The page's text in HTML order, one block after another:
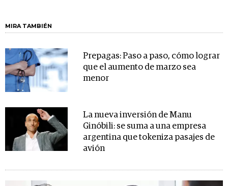
MIRA TAMBIÉN
Prepagas: Paso a paso, cómo lograr
que el aumento de marzo sea
menor
La nueva inversión de Manu
Ginóbili: se suma a una empresa
argentina que tokeniza pasajes de
avión